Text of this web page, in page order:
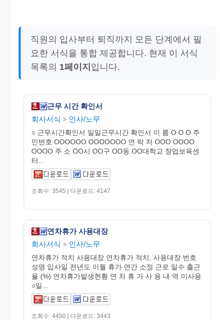
직원의 입사부터 퇴직까지 모든 단계에서 필
요한 서식을 통합 제공합니다. 현재 이 서식
목록의 1페이지 입니다.
근무 시간 확인서
회사서식 > 인사/노무
○ 근무시간확인서 일일근무시간 확인서 이 름 O O O 주
민번호 OOOOOO OOOOOOO 연 락 처 OOO OOOO
OOOO 주 소 OO시 OO구 OO동 OO대학교 창업보육센
터...
조회수: 3545 | 다운로드: 4147
연차휴가 사용대장
회사서식 > 인사/노무
연차휴가 적치 사용대장 연차휴가 적치, 사용대장 번호
성명 입사일 전년도 이월 휴가 연간 소정 근로 일수 출근
율 (%) 연차휴가발생현황 연 차 휴 가 사 용 내 역 미사용
○일...
조회수: 4450 | 다운로드: 3443